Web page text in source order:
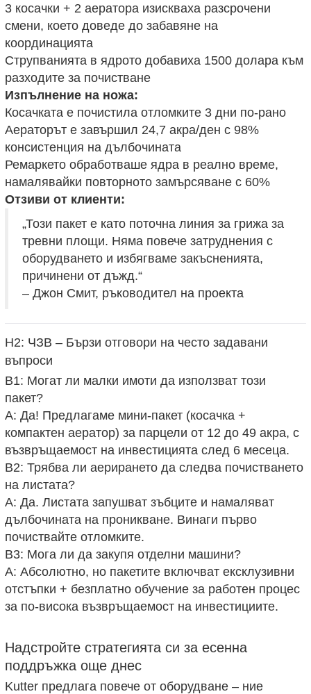
3 косачки + 2 аератора изискваха разсрочени
смени, което доведе до забавяне на
координацията
Струпванията в ядрото добавиха 1500 долара към
разходите за почистване
Изпълнение на ножа:
Косачката е почистила отломките 3 дни по-рано
Аераторът е завършил 24,7 акра/ден с 98%
консистенция на дълбочината
Ремаркето обработваше ядра в реално време,
намалявайки повторното замърсяване с 60%
Отзиви от клиенти:
„Този ​​пакет е като поточна линия за грижа за
тревни площи. Няма повече затруднения с
оборудването и избягваме закъсненията,
причинени от дъжд.“
– Джон Смит, ръководител на проекта
H2: ЧЗВ – Бързи отговори на често задавани
въпроси
В1: Могат ли малки имоти да използват този
пакет?
A: Да! Предлагаме мини-пакет (косачка +
компактен аератор) за парцели от 12 до 49 акра, с
възвръщаемост на инвестицията след 6 месеца.
В2: Трябва ли аерирането да следва почистването
на листата?
A: Да. Листата запушват зъбците и намаляват
дълбочината на проникване. Винаги първо
почиствайте отломките.
В3: Мога ли да закупя отделни машини?
A: Абсолютно, но пакетите включват ексклузивни
отстъпки + безплатно обучение за работен процес
за по-висока възвръщаемост на инвестициите.
Надстройте стратегията си за есенна
поддръжка още днес
Kutter предлага повече от оборудване – ние